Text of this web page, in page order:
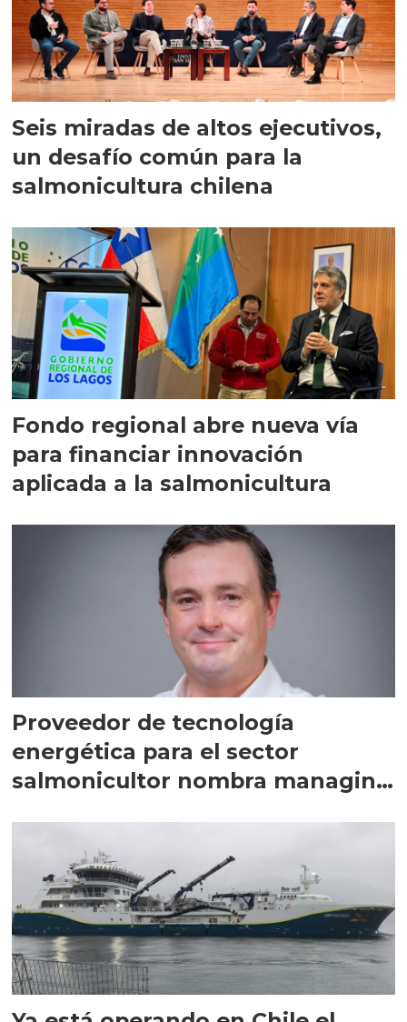
Seis miradas de altos ejecutivos,
un desafío común para la
salmonicultura chilena
Fondo regional abre nueva vía
para financiar innovación
aplicada a la salmonicultura
Proveedor de tecnología
energética para el sector
salmonicultor nombra managing